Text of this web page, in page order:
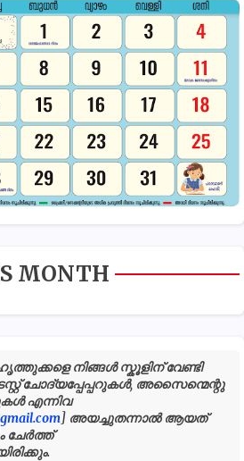
MONTH
നിങ്ങൾ സ്കൂളിന് വേണ്ടി
ചോദ്യപ്പേപ്പറുകൾ, അസൈന്മെന്റു
എന്നിവ
] അയച്ചുതന്നാൽ ആയത്
ചേർത്ത്